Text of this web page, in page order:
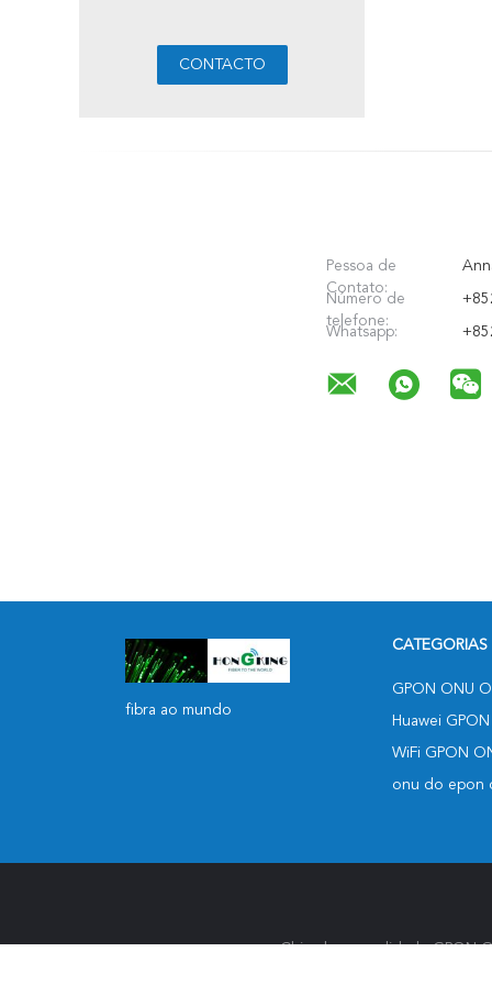
Pessoa de
Contato:
Número de
telefone:
Whatsapp:
fibra ao mundo
CATEGORIAS
GPON ONU
Huawei
WiFi GPON
onu do epon
China bom qualidade GPON